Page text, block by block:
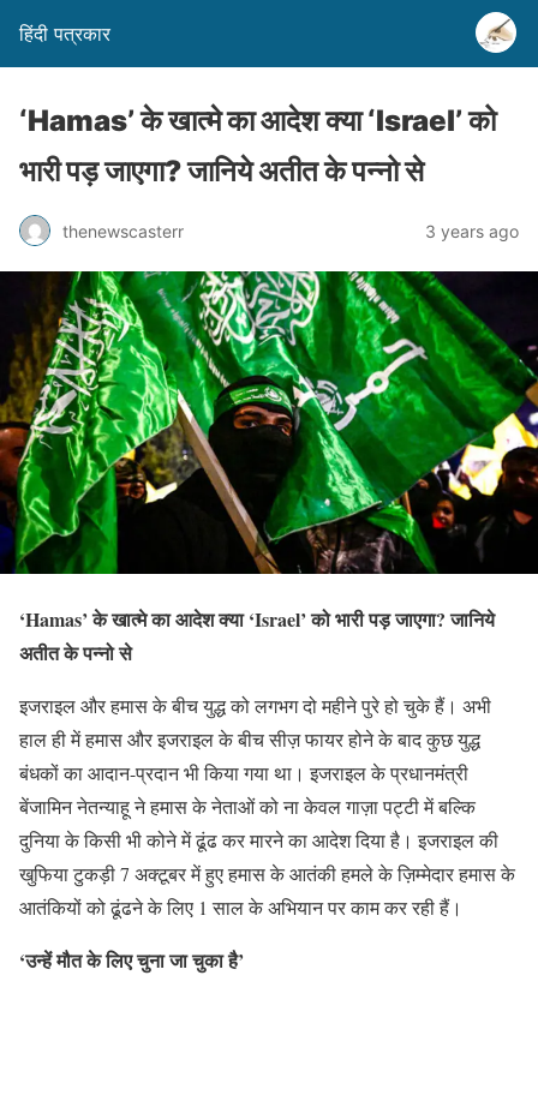
हिंदी पत्रकार
‘Hamas’ के खात्मे का आदेश क्या ‘Israel’ को
भारी पड़ जाएगा? जानिये अतीत के पन्नो से
thenewscasterr 3 years ago
‘Hamas’ के खात्मे का आदेश क्या ‘Israel’ को भारी पड़ जाएगा? जानिये
अतीत के पन्नो से
इजराइल और हमास के बीच युद्ध को लगभग दो महीने पुरे हो चुके हैं। अभी
हाल ही में हमास और इजराइल के बीच सीज़ फायर होने के बाद कुछ युद्ध
बंधकों का आदान-प्रदान भी किया गया था। इजराइल के प्रधानमंत्री
बेंजामिन नेतन्याहू ने हमास के नेताओं को ना केवल गाज़ा पट्टी में बल्कि
दुनिया के किसी भी कोने में ढूंढ कर मारने का आदेश दिया है। इजराइल की
खुफिया टुकड़ी 7 अक्टूबर में हुए हमास के आतंकी हमले के ज़िम्मेदार हमास के
आतंकियों को ढूंढने के लिए 1 साल के अभियान पर काम कर रही हैं।
‘उन्हें मौत के लिए चुना जा चुका है’